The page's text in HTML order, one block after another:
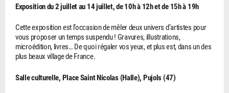
Exposition du 2 juillet au 14 juillet, de 10h à 12h et de 15h à 19h
Cette exposition est l’occasion de mêler deux univers d’artistes pour
vous proposer un temps suspendu ! Gravures, illustrations,
microédition, livres… De quoi régaler vos yeux, et plus est, dans un des
plus beaux village de France.
Salle culturelle, Place Saint Nicolas (Halle), Pujols (47)